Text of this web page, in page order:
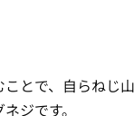
とで、自らねじ
ジです。